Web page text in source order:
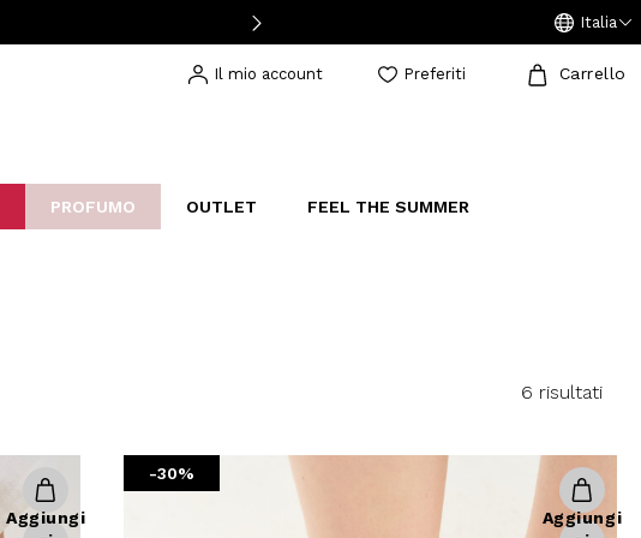
Italia
Il mio account Preferiti Carrello
PROFUMO OUTLET FEEL THE SUMMER
6 risultati
Aggiungi
-30%
Aggiungi